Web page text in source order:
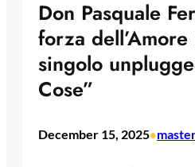
Don Pasquale
forza
singolo
Cose”
December 15, 2025•